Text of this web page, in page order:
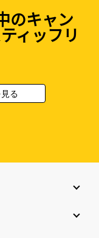
のキャン
ィッフリ
る